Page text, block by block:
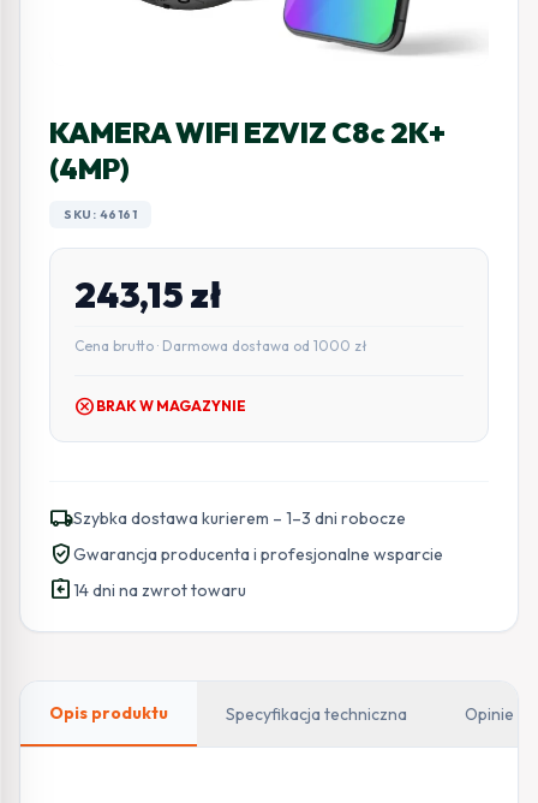
KAMERA WIFI EZVIZ C8c 2K+
(4MP)
SKU: 46161
243,15zł
Cena brutto · Darmowa dostawa od 1000 zł
cancel BRAK W MAGAZYNIE
local_shippingSzybka dostawa kurierem – 1–3 dni robocze
verified_userGwarancja producenta i profesjonalne wsparcie
assignment_return14 dni na zwrot towaru
Opis produktu Specyfikacja techniczna Opinie